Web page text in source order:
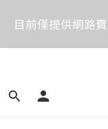
價格均含稅，下
目前僅提供網路
目前電話系統